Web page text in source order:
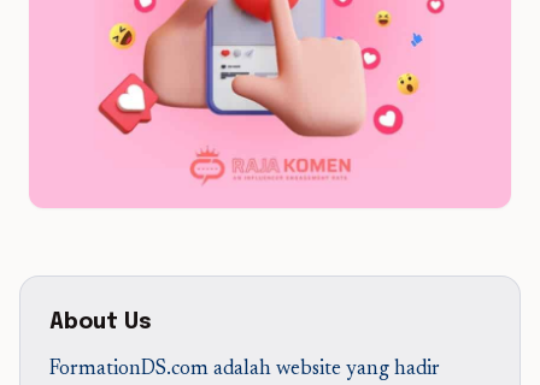
About Us
FormationDS.com adalah website yang hadir